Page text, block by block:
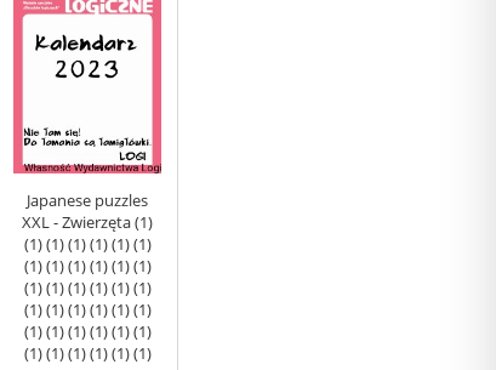
Japanese puzzles
XXL - Zwierzęta (1)
(1) (1) (1) (1) (1) (1)
(1) (1) (1) (1) (1) (1)
(1) (1) (1) (1) (1) (1)
(1) (1) (1) (1) (1) (1)
(1) (1) (1) (1) (1) (1)
(1) (1) (1) (1) (1) (1)